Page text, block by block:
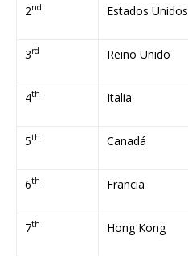
2nd Estados Unidos
3rd Reino Unido
4th Italia
5th Canadá
6th Francia
7th Hong Kong